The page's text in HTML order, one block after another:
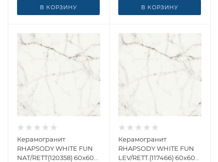
В КОРЗИНУ В КОРЗИНУ
Керамогранит
RHAPSODY WHITE FUN
NAT/RETT(120358) 60x60
Керамогранит
RHAPSODY WHITE FUN
LEV/RETT.(117466) 60x60